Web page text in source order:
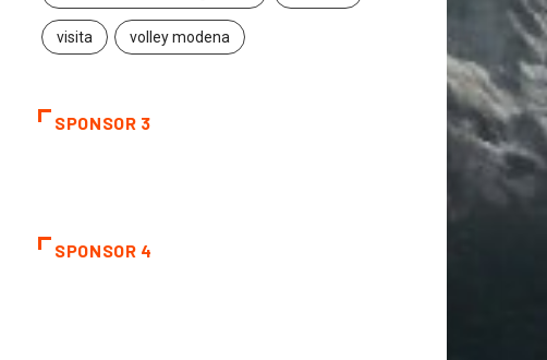
visita volley modena
SPONSOR 3
SPONSOR 4